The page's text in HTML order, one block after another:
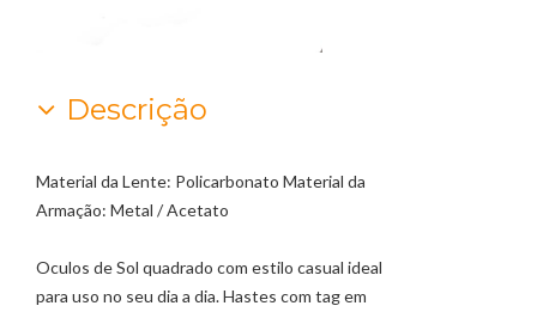
Descrição
Material da Lente: Policarbonato Material da
Armação: Metal / Acetato
Oculos de Sol quadrado com estilo casual ideal
para uso no seu dia a dia. Hastes com tag em